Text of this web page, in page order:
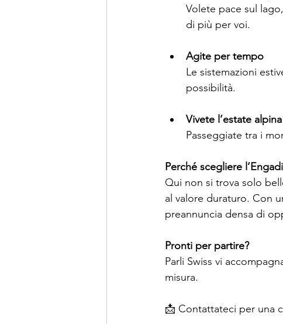
Volete pace sul
di più per voi.
Agite per tempo
Le sistemazioni
possibilità.
Vivete l’estate alpina
Passeggiate tra i
Perché scegliere
Qui non si trova solo
al valore duraturo. Con
preannuncia densa di
Pronti per partire?
Parli Swiss vi
misura.
📩 Contattateci per una